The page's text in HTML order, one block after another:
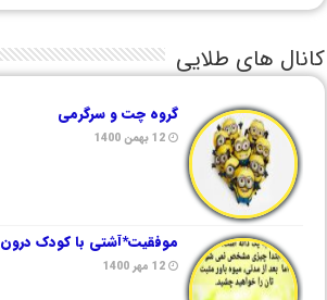
کانال های طلایی
گروه چت و سرگرمی
12 بهمن 1400
موفقیت*آشتی با کودک درون
12 مهر 1400